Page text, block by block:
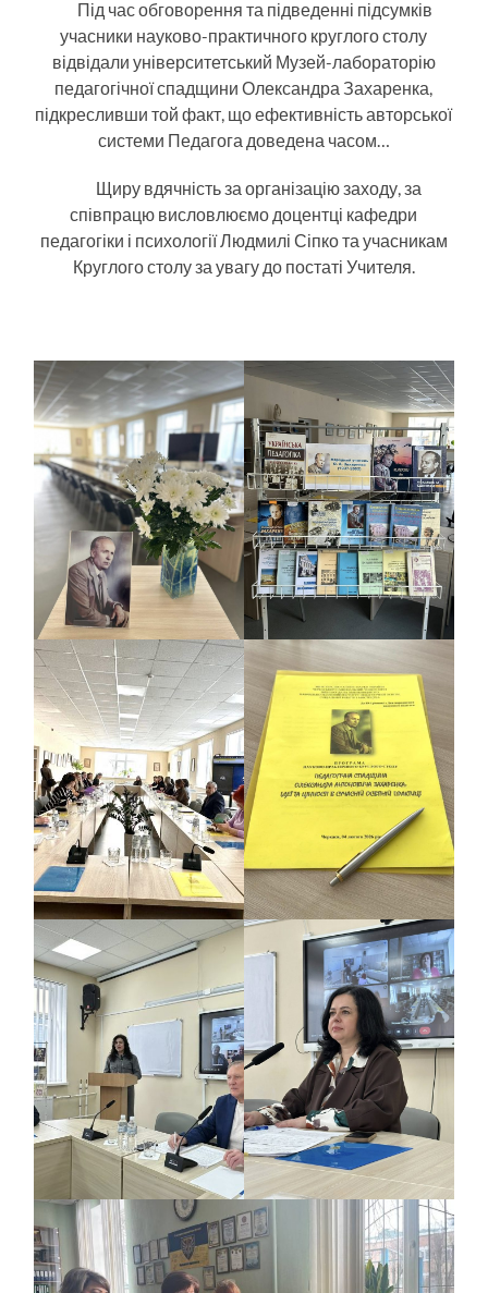
Під час обговорення та підведенні підсумків
учасники науково-практичного круглого столу
відвідали університетський Музей-лабораторію
педагогічної спадщини Олександра Захаренка,
підкресливши той факт, що ефективність авторської
системи Педагога доведена часом…
Щиру вдячність за організацію заходу, за
співпрацю висловлюємо доцентці кафедри
педагогіки і психології Людмилі Сіпко та учасникам
Круглого столу за увагу до постаті Учителя.